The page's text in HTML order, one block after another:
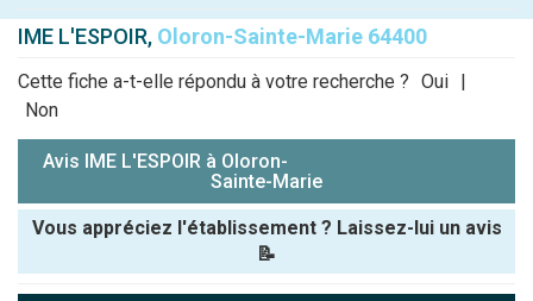
IME L'ESPOIR, Oloron-Sainte-Marie 64400
Cette fiche a-t-elle répondu à votre recherche ? Oui |
Non
Avis IME L'ESPOIR à Oloron-
Sainte-Marie
Vous appréciez l'établissement ? Laissez-lui un avis
📝